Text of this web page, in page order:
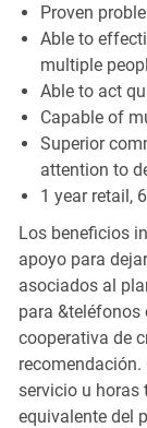
Proven
Able to
multiple
Able to act
Capable of
Superior
attention to
1 year retail,
Los beneficios
apoyo para
asociados al
para &teléfonos
cooperativa de
servicio u horas
equivalente del